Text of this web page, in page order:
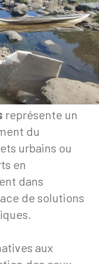
représente un
du
urbains ou
en
dans
de solutions
aux